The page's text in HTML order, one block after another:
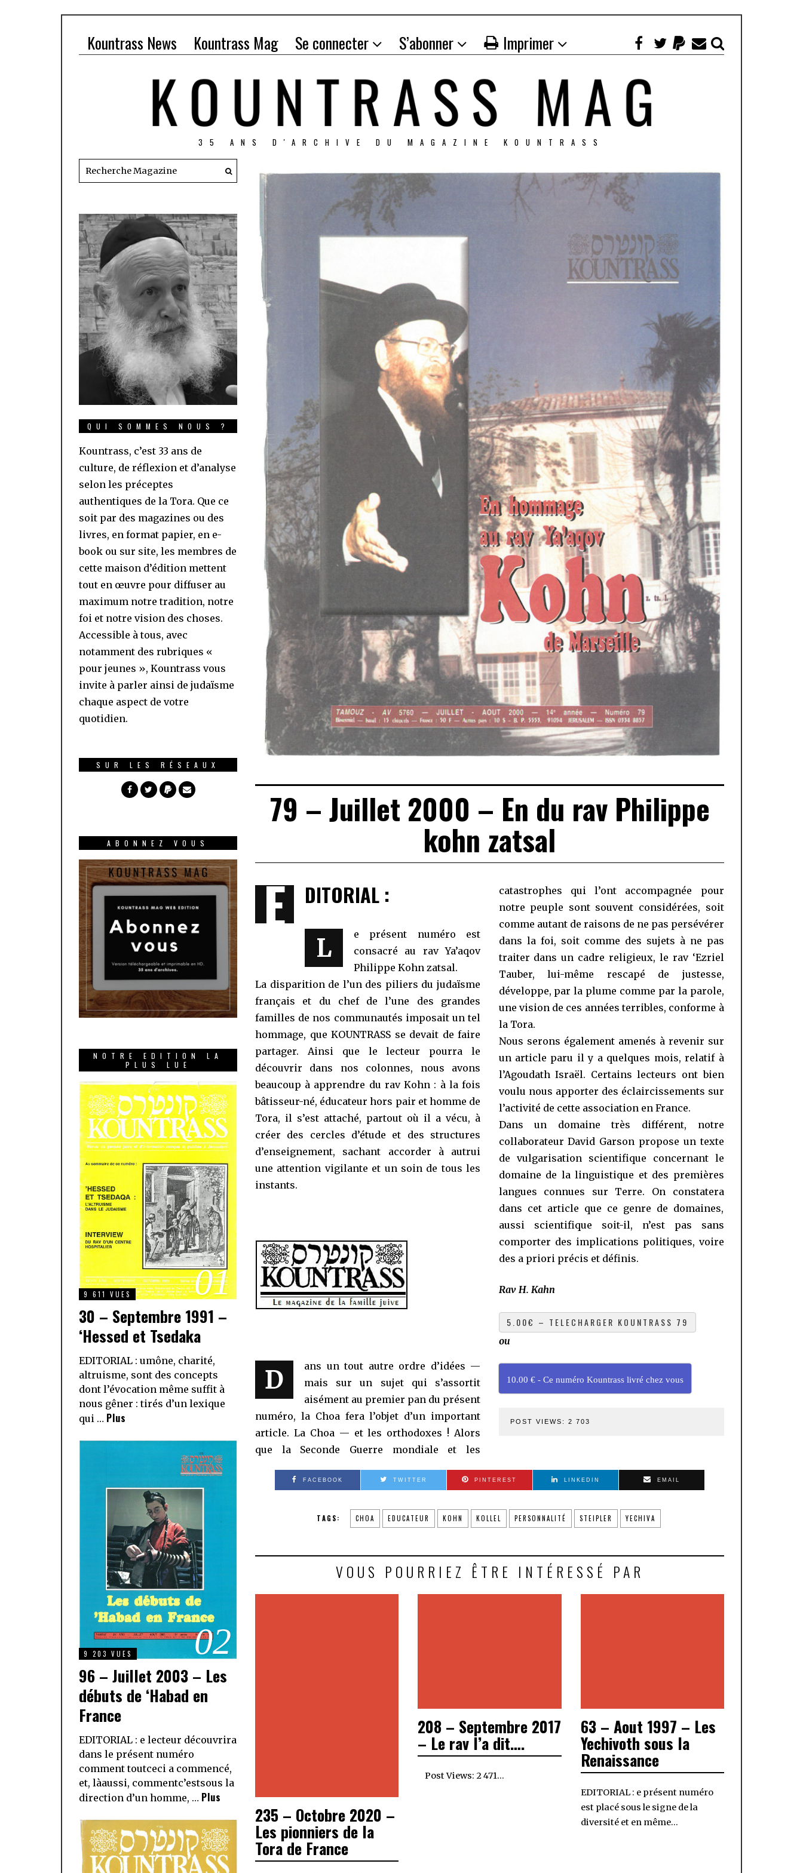
Kountrass News Kountrass Mag Se connecter S’abonner Imprimer
35 ANS D'ARCHIVE DU MAGAZINE KOUNTRASS
79 – Juillet 2000 – En du rav Philippe
kohn zatsal
E DITORIAL :
L
e présent numéro est
consacré au rav Ya’aqov
Philippe Kohn zatsal.
La disparition de l’un des piliers du judaïsme
français et du chef de l’une des grandes
familles de nos communautés imposait un tel
hommage, que KOUNTRASS se devait de faire
partager. Ainsi que le lecteur pourra le
découvrir dans nos colonnes, nous avons
beaucoup à apprendre du rav Kohn : à la fois
bâtisseur-né, éducateur hors pair et homme de
Tora, il s’est attaché, partout où il a vécu, à
créer des cercles d’étude et des structures
d’enseignement, sachant accorder à autrui
une attention vigilante et un soin de tous les
instants.
D
ans un tout autre ordre d’idées —
mais sur un sujet qui s’assortit
aisément au premier pan du présent
numéro, la Choa fera l’objet d’un important
article. La Choa — et les orthodoxes ! Alors
que la Seconde Guerre mondiale et les
catastrophes qui l’ont accompagnée pour
notre peuple sont souvent considérées, soit
comme autant de raisons de ne pas persévérer
dans la foi, soit comme des sujets à ne pas
traiter dans un cadre religieux, le rav ‘Ezriel
Tauber, lui-même rescapé de justesse,
développe, par la plume comme par la parole,
une vision de ces années terribles, conforme à
la Tora.
Nous serons également amenés à revenir sur
un article paru il y a quelques mois, relatif à
l’Agoudath Israël. Certains lecteurs ont bien
voulu nous apporter des éclaircissements sur
l’activité de cette association en France.
Dans un domaine très différent, notre
collaborateur David Garson propose un texte
de vulgarisation scientifique concernant le
domaine de la linguistique et des premières
langues connues sur Terre. On constatera
dans cet article que ce genre de domaines,
aussi scientifique soit-il, n’est pas sans
comporter des implications politiques, voire
des a priori précis et définis.
Rav H. Kahn
ou
10.00 € - Ce numéro Kountrass livré chez vous
POST VIEWS: 2 703
FACEBOOK TWITTER PINTEREST LINKEDIN EMAIL
TAGS: CHOA EDUCATEUR KOHN KOLLEL PERSONNALITÉ STEIPLER YECHIVA
VOUS POURRIEZ ÊTRE INTÉRESSÉ PAR
235 – Octobre 2020 –
Les pionniers de la
Tora de France
208 – Septembre 2017
– Le rav l’a dit….
Post Views: 2 471…
63 – Aout 1997 – Les
Yechivoth sous la
Renaissance
EDITORIAL : e présent numéro
est placé sous le signe de la
diversité et en même…
QUI SOMMES NOUS ?
Kountrass, c’est 33 ans de
culture, de réflexion et d’analyse
selon les préceptes
authentiques de la Tora. Que ce
soit par des magazines ou des
livres, en format papier, en e-
book ou sur site, les membres de
cette maison d’édition mettent
tout en œuvre pour diffuser au
maximum notre tradition, notre
foi et notre vision des choses.
Accessible à tous, avec
notamment des rubriques «
pour jeunes », Kountrass vous
invite à parler ainsi de judaïsme
chaque aspect de votre
quotidien.
SUR LES RÉSEAUX
ABONNEZ VOUS
NOTRE EDITION LA
PLUS LUE
9 611 VUES 01
30 – Septembre 1991 –
‘Hessed et Tsedaka
EDITORIAL : umône, charité,
altruisme, sont des concepts
dont l’évocation même suffit à
nous gêner : tirés d’un lexique
qui … Plus
9 203 VUES 02
96 – Juillet 2003 – Les
débuts de ‘Habad en
France
EDITORIAL : e lecteur découvrira
dans le présent numéro
comment toutceci a commencé,
et, làaussi, commentc’estsous la
direction d’un homme, … Plus